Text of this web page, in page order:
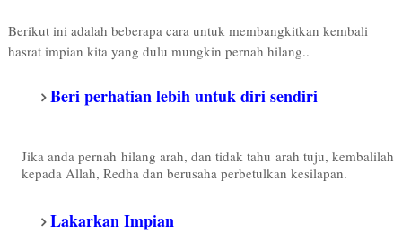
Berikut ini adalah beberapa cara untuk membangkitkan kembali
hasrat impian kita yang dulu mungkin pernah hilang..
Beri perhatian lebih untuk diri sendiri
Jika anda pernah hilang arah, dan tidak tahu arah tuju, kembalilah
kepada Allah, Redha dan berusaha perbetulkan kesilapan.
Lakarkan Impian